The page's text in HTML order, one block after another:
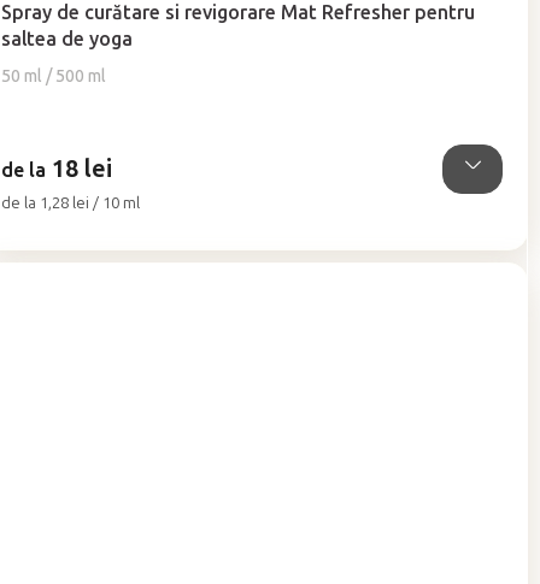
Spray de curătare si revigorare Mat Refresher pentru
saltea de yoga
50 ml / 500 ml
a
produsului
este
stele.
de la 18 lei
Evaluare
de la 1,28 lei / 10 ml